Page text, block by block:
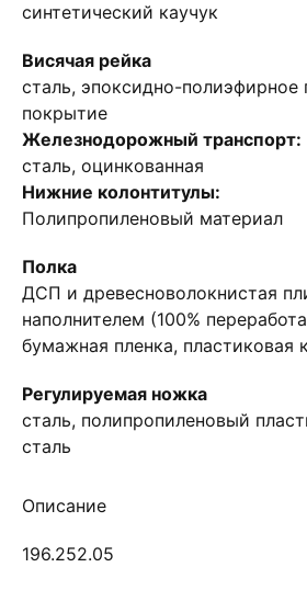
синтетический каучук
Висячая рейка
сталь, эпоксидно-
покрытие
Железнодорожный транспорт:
сталь, оцинкованная
Нижние колонтитулы:
Полипропиленовый материал
Полка
ДСП и древесноволокнистая
наполнителем (100%
бумажная пленка, пластиковая
Регулируемая ножка
сталь, полипропиленовый
сталь
Описание
196.252.05